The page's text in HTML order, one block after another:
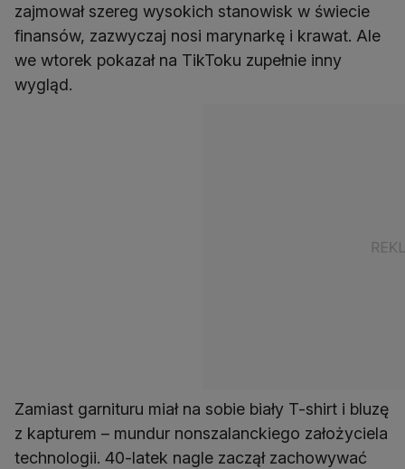
zajmował szereg wysokich stanowisk w świecie
finansów, zazwyczaj nosi marynarkę i krawat. Ale
we wtorek pokazał na TikToku zupełnie inny
wygląd.
Zamiast garnituru miał na sobie biały T-shirt i bluzę
z kapturem – mundur nonszalanckiego założyciela
technologii. 40-latek nagle zaczął zachowywać